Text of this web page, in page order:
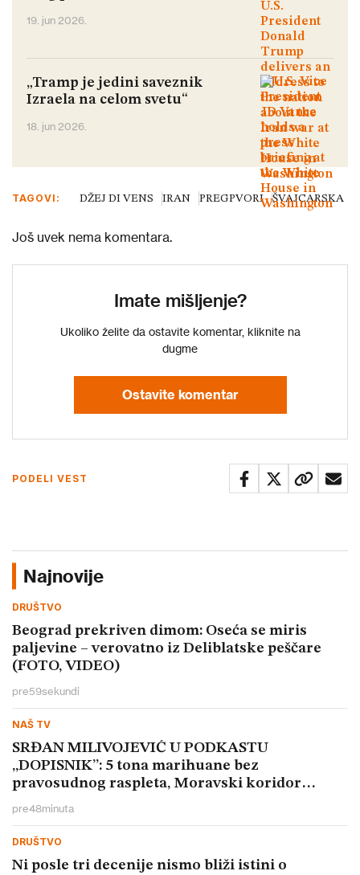
19. jun 2026.
„Tramp je jedini saveznik
Izraela na celom svetu“
18. jun 2026.
TAGOVI: DŽEJ DI VENS IRAN PREGPVORI ŠVAJCARSKA
Još uvek nema komentara.
Imate mišljenje?
Ukoliko želite da ostavite komentar, kliknite na
dugme
Ostavite komentar
PODELI VEST
Najnovije
DRUŠTVO
Beograd prekriven dimom: Oseća se miris
paljevine – verovatno iz Deliblatske peščare
(FOTO, VIDEO)
pre59sekundi
NAŠ TV
SRĐAN MILIVOJEVIĆ U PODKASTU
„DOPISNIK”: 5 tona marihuane bez
pravosudnog raspleta, Moravski koridor
skuplji 10 puta
pre48minuta
DRUŠTVO
Ni posle tri decenije nismo bliži istini o